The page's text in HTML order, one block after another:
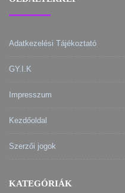
Adatkezelési Tájékoztató
GY.I.K
Impresszum
Kezdőoldal
Szerzői jogok
KATEGÓRIÁK